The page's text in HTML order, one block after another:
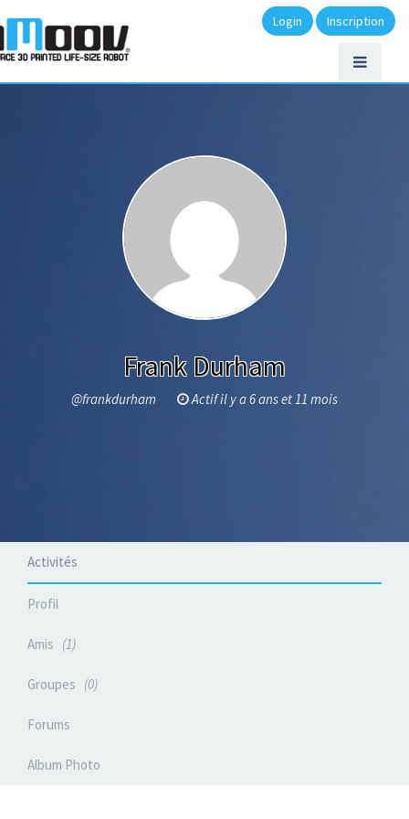
Login Inscription
Frank Durham
@frankdurham Actif il y a 6 ans et 11 mois
Activités
Profil
Amis 1
Groupes 0
Forums
Album Photo